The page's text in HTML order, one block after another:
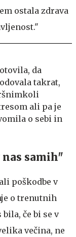
ostala zdrava
da
takrat,
ali pa je
o sebi in
nas samih"
poškodbe v
o trenutnih
če bi se v
večina, ne